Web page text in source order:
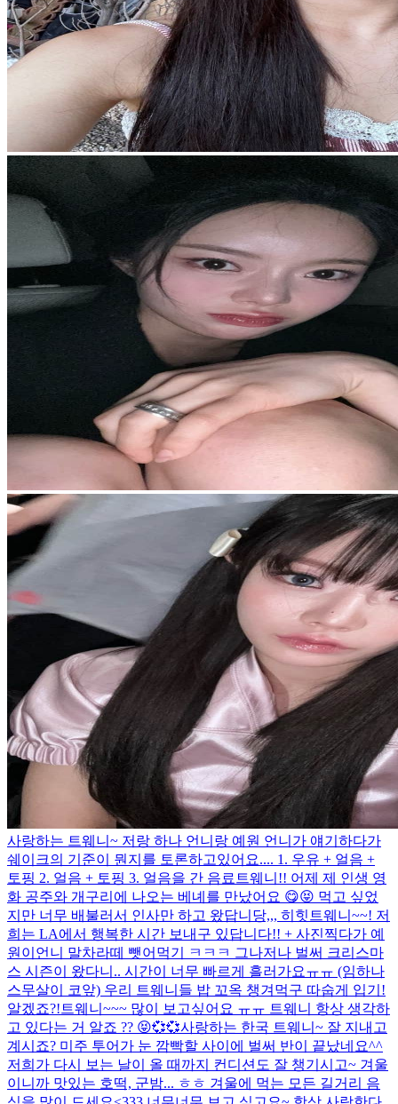
사랑하는 트웨니~ 저랑 하나 언니랑 예원 언니가 얘기하다가
쉐이크의 기준이 뭔지를 토론하고있어요.... 1. 우유 + 얼음 +
토핑 2. 얼음 + 토핑 3. 얼음을 간 음료 트웨니!! 어제 제 인생 영
화 공주와 개구리에 나오는 베녜를 만났어요 😋😝 먹고 싶었
지만 너무 배불러서 인사만 하고 왔답니당,,, 히힛 트웨니~~! 저
희는 LA에서 행복한 시간 보내구 있답니다!! + 사진찍다가 예
원이언니 말차라떼 뺏어먹기 ㅋㅋㅋ 그나저나 벌써 크리스마
스 시즌이 왔다니.. 시간이 너무 빠르게 흘러가요ㅠㅠ (임하나
스무살이 코앞) 우리 트웨니들 밥 꼬옥 챙겨먹구 따숩게 입기!
알겠죠?! 트웨니~~~ 많이 보고싶어요 ㅠㅠ 트웨니 항상 생각하
고 있다는 거 알죠 ?? 😝💞💞사랑하는 한국 트웨니~ 잘 지내고
계시죠? 미주 투어가 눈 깜빡할 사이에 벌써 반이 끝났네요^^
저희가 다시 보는 날이 올 때까지 컨디션도 잘 챙기시고~ 겨울
이니까 맛있는 호떡, 군밤... ㅎㅎ 겨울에 먹는 모든 길거리 음